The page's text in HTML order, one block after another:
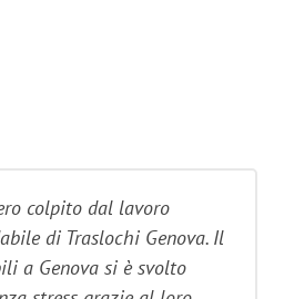
colpito dal lavoro
di Traslochi Genova. Il
a Genova si è svolto